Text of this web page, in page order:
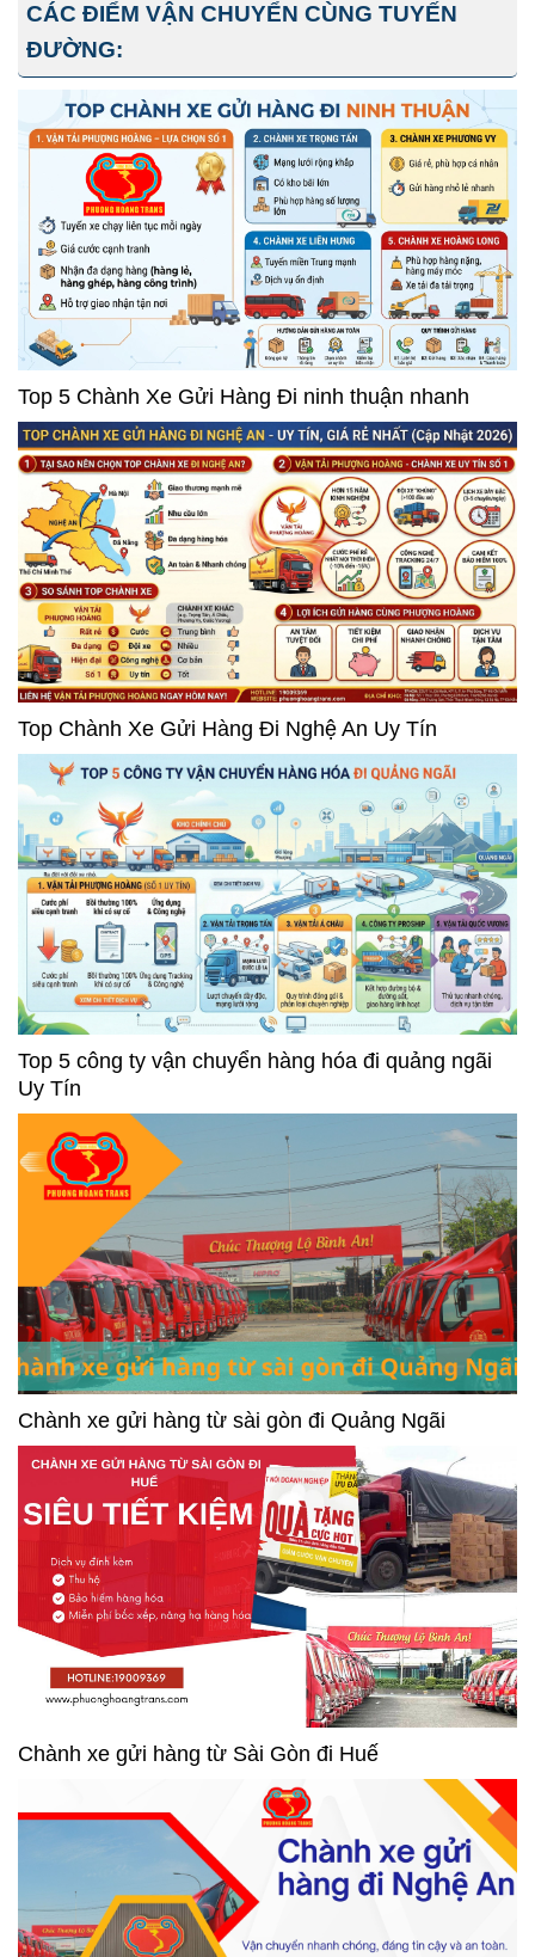
CÁC ĐIỂM VẬN CHUYỂN CÙNG TUYẾN
ĐƯỜNG:
Top 5 Chành Xe Gửi Hàng Đi ninh thuận nhanh
Top Chành Xe Gửi Hàng Đi Nghệ An Uy Tín
Top 5 công ty vận chuyển hàng hóa đi quảng ngãi
Uy Tín
Chành xe gửi hàng từ sài gòn đi Quảng Ngãi
Chành xe gửi hàng từ Sài Gòn đi Huế